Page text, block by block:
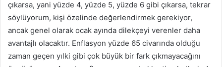
çıkarsa, yani yüzde 4, yüzde 5, yüzde 6 gibi çıkarsa, tekrar
söylüyorum, kişi özelinde değerlendirmek gerekiyor,
ancak genel olarak ocak ayında dilekçeyi verenler daha
avantajlı olacaktır. Enflasyon yüzde 65 civarında olduğu
zaman geçen yılki gibi çok büyük bir fark çıkmayacağını